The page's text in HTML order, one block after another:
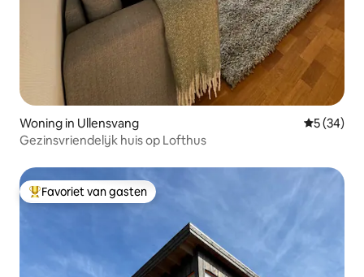
Woning in Ullensvang
5 (34)
Gezinsvriendelijk huis op Lofthus
Topfavoriet van gasten
Favoriet van gasten